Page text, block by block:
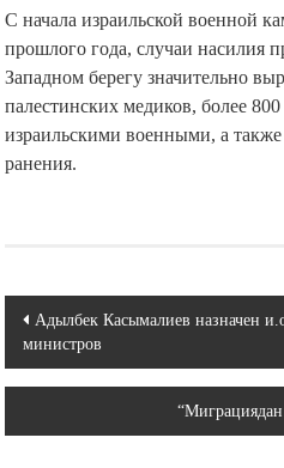
С начала израильской военной
прошлого года, случаи насилия
Западном берегу значительно
палестинских медиков, более
израильскими военными, а
ранения.
Навигация
по
Адылбек Касымалиев назначен
министров